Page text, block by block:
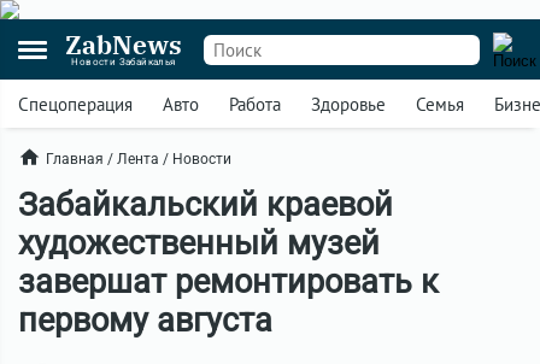
ZabNews
Новости Забайкалья
Спецоперация Авто Работа Здоровье Семья
Главная / Лента / Новости
Забайкальский краевой
художественный музей
завершат ремонтировать к
первому августа